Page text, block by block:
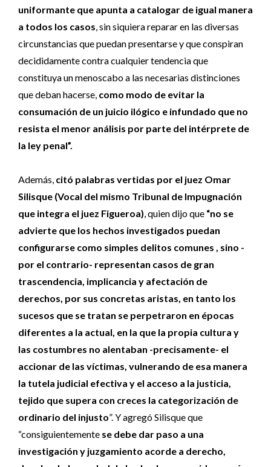
uniformante que apunta a catalogar de igual manera
a todos los casos, sin siquiera reparar en las diversas
circunstancias que puedan presentarse y que conspiran
decididamente contra cualquier tendencia que
constituya un menoscabo a las necesarias distinciones
que deban hacerse, como modo de evitar la
consumación de un juicio ilógico e infundado que no
resista el menor análisis por parte del intérprete de
la ley penal”.
Además, citó palabras vertidas por el juez Omar
Silisque (Vocal del mismo Tribunal de Impugnación
que integra el juez Figueroa), quien dijo que “no se
advierte que los hechos investigados puedan
configurarse como simples delitos comunes , sino -
por el contrario- representan casos de gran
trascendencia, implicancia y afectación de
derechos, por sus concretas aristas, en tanto los
sucesos que se tratan se perpetraron en épocas
diferentes a la actual, en la que la propia cultura y
las costumbres no alentaban -precisamente- el
accionar de las víctimas, vulnerando de esa manera
la tutela judicial efectiva y el acceso a la justicia,
tejido que supera con creces la categorización de
ordinario del injusto”. Y agregó Silisque que
“consiguientemente se debe dar paso a una
investigación y juzgamiento acorde a derecho,